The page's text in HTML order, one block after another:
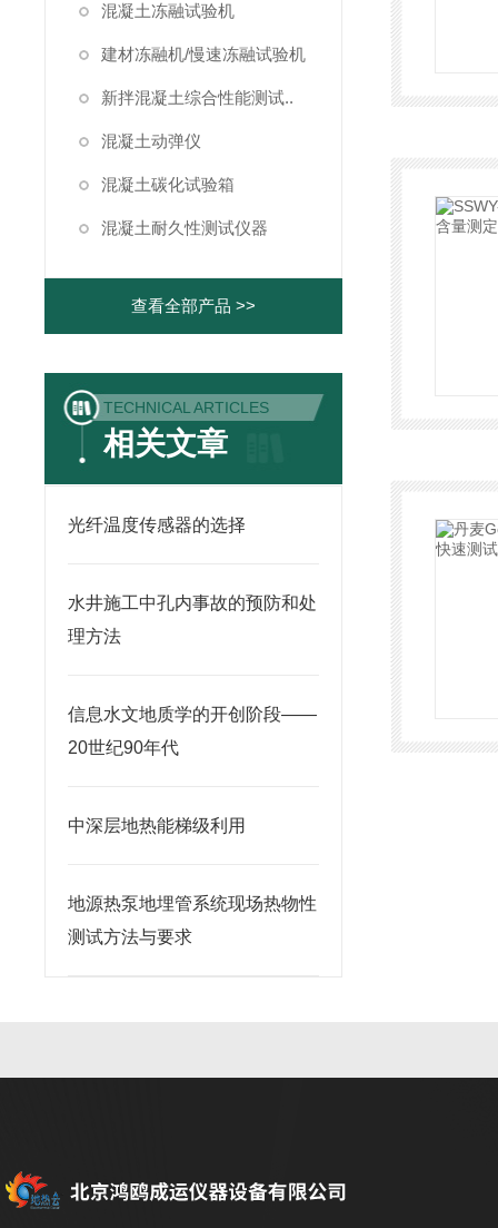
混凝土冻融试验机
建材冻融机/慢速冻融试验机
新拌混凝土综合性能测试..
混凝土动弹仪
混凝土碳化试验箱
混凝土耐久性测试仪器
查看全部产品 >>
TECHNICAL ARTICLES
相关文章
光纤温度传感器的选择
水井施工中孔内事故的预防和处
理方法
信息水文地质学的开创阶段——
20世纪90年代
中深层地热能梯级利用
地源热泵地埋管系统现场热物性
测试方法与要求